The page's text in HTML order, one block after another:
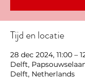
Tijd en locatie
28 dec 2024, 11:00 –
Delft,
Delft, Netherlands